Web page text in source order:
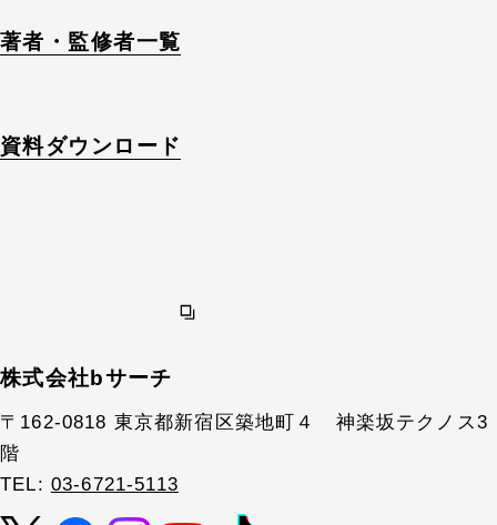
著者・監修者一覧
資料ダウンロード
株式会社bサーチ
〒162-0818 東京都新宿区築地町４ 神楽坂テクノス3
階
TEL: 03-6721-5113